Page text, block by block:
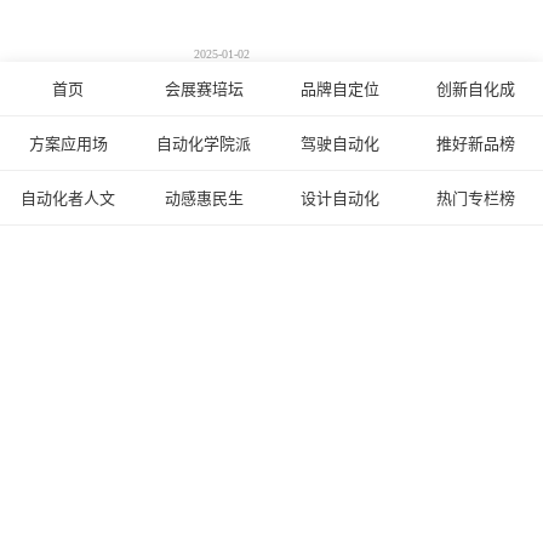
2025-01-02
比亚迪成立未来实验室研发机器人：聚
图森未来正式发布图生视频大模型
首页 会展赛培坛 品牌自定位 创新自化成
方案应用场 自动化学院派 驾驶自动化 推好新品榜
自动化者人文 动感惠民生 设计自动化 热门专栏榜